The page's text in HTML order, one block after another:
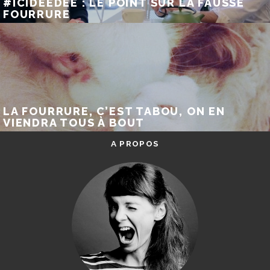
#ICIDEEDEE : LE POINT SUR LA FAUSSE
FOURRURE
LA FOURRURE, C’EST TABOU, ON EN
VIENDRA TOUS À BOUT
A PROPOS